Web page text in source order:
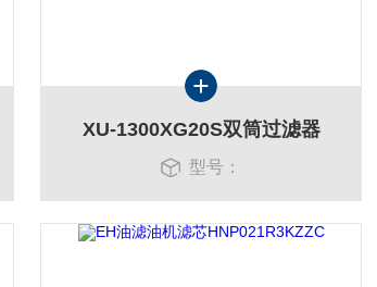
XU-1300XG20S双筒过滤器
型号：